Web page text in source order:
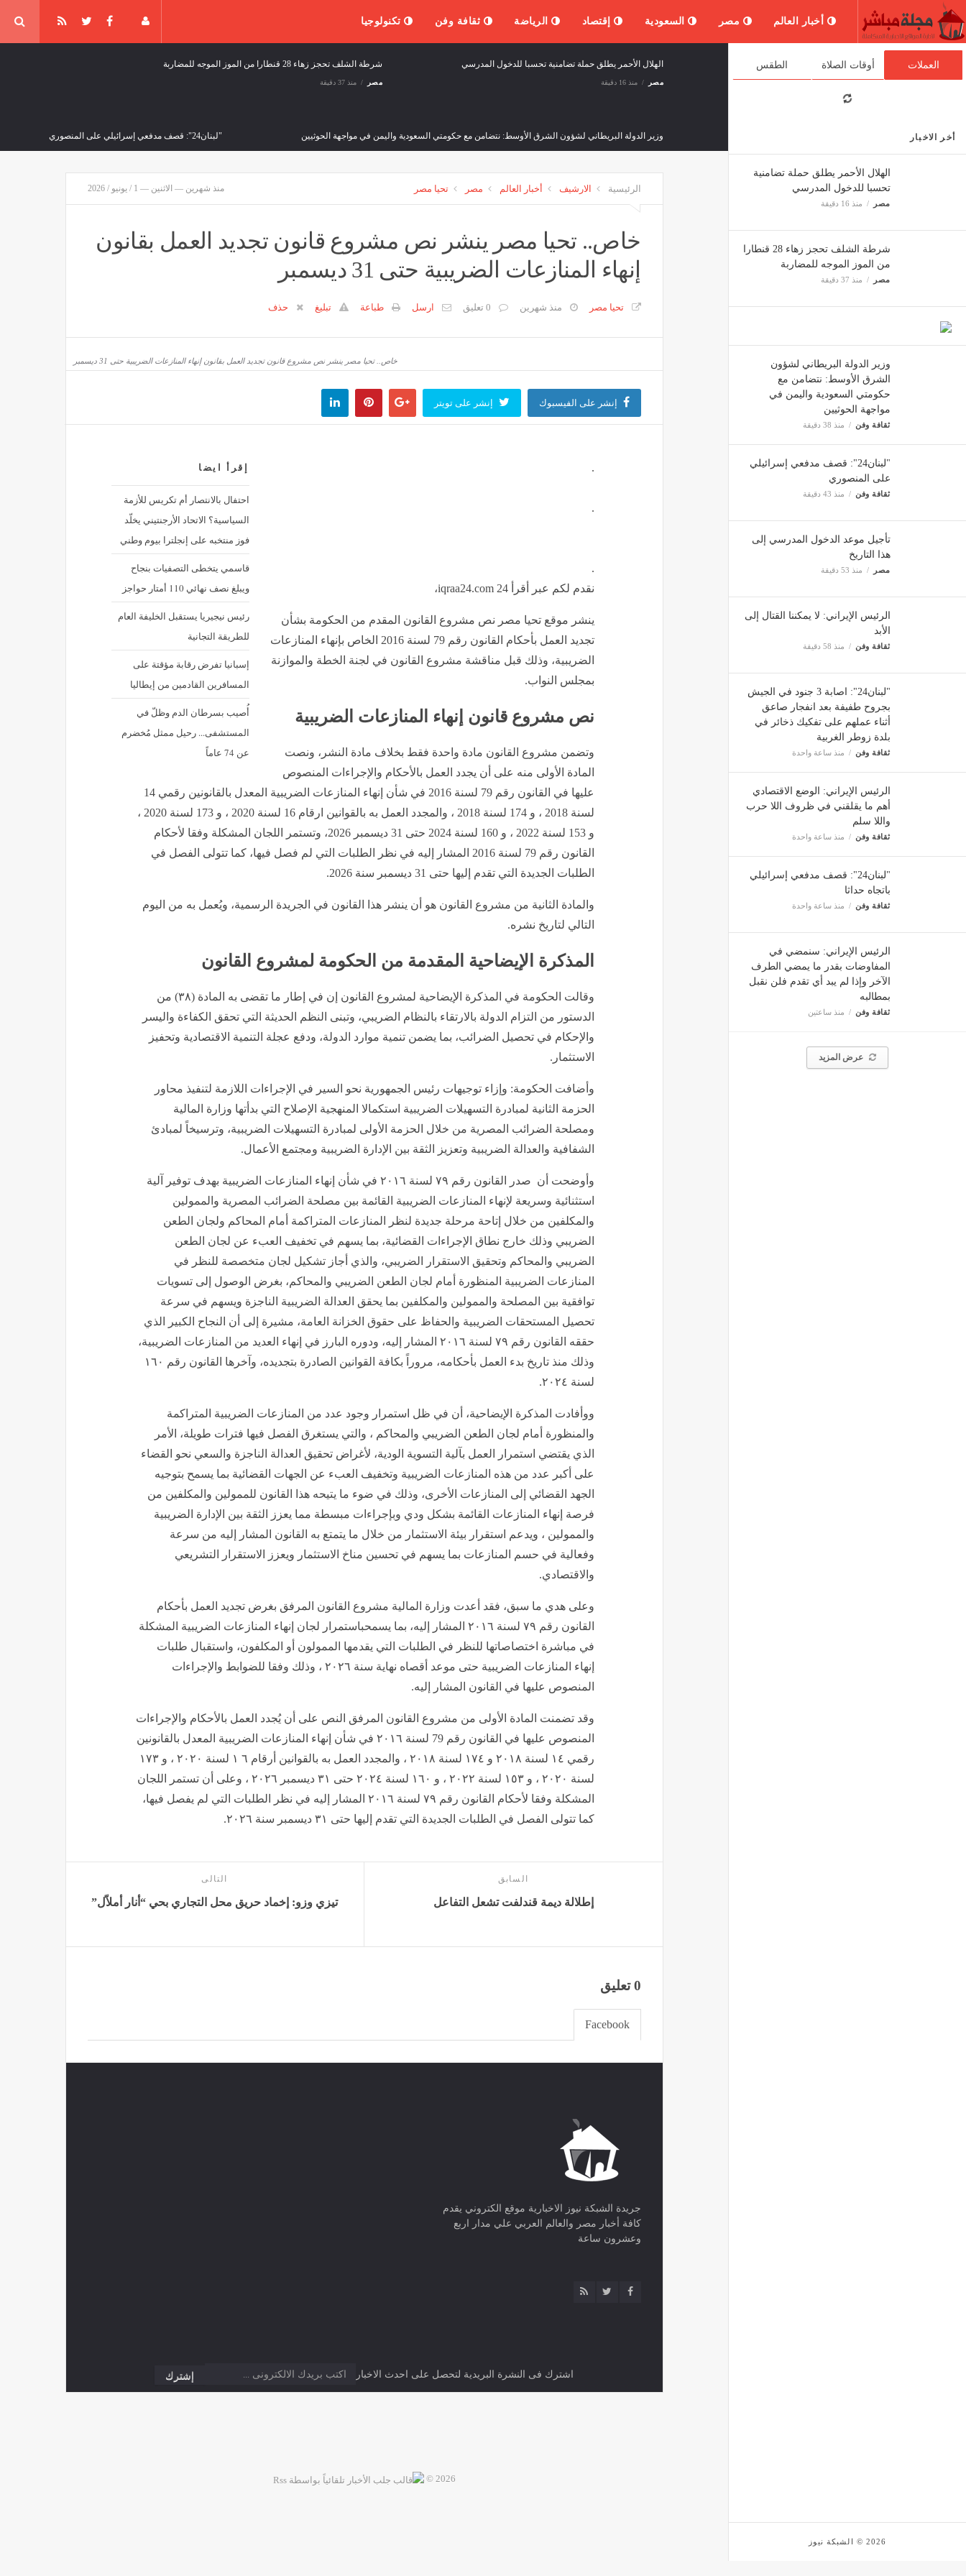
أخبار العالم مصر السعودية إقتصاد الرياضة ثقافة وفن تكنولوجيا
العملات أوقات الصلاة الطقس
أخر الاخبار
الهلال الأحمر يطلق حملة تضامنية
تحسبا للدخول المدرسي
مصر منذ 16 دقيقة
شرطة الشلف تحجز زهاء 28 قنطارا
من الموز الموجه للمضاربة
مصر منذ 37 دقيقة
وزير الدولة البريطاني لشؤون
الشرق الأوسط: نتضامن مع
حكومتي السعودية واليمن في
مواجهة الحوثيين
ثقافة وفن منذ 38 دقيقة
"لبنان24": قصف مدفعي إسرائيلي
على المنصوري
ثقافة وفن منذ 43 دقيقة
تأجيل موعد الدخول المدرسي إلى
هذا التاريخ
مصر منذ 53 دقيقة
الرئيس الإيراني: لا يمكننا القتال إلى
الأبد
ثقافة وفن منذ 58 دقيقة
"لبنان24": اصابة 3 جنود في الجيش
بجروح طفيفة بعد انفجار صاعق
أثناء عملهم على تفكيك ذخائر في
بلدة زوطر الغربية
ثقافة وفن منذ ساعة واحدة
الرئيس الإيراني: الوضع الاقتصادي
أهم ما يقلقني في ظروف اللا حرب
واللا سلم
ثقافة وفن منذ ساعة واحدة
"لبنان24": قصف مدفعي إسرائيلي
باتجاه حداثا
ثقافة وفن منذ ساعة واحدة
الرئيس الإيراني: سنمضي في
المفاوضات بقدر ما يمضي الطرف
الآخر وإذا لم يبد أي تقدم فلن نقبل
بمطالبه
ثقافة وفن منذ ساعتين
عرض المزيد
2026 © الشبكة نيوز
الهلال الأحمر يطلق حملة تضامنية تحسبا للدخول المدرسي
مصر منذ 16 دقيقة
شرطة الشلف تحجز زهاء 28 قنطارا من الموز الموجه للمضاربة
مصر منذ 37 دقيقة
وزير الدولة البريطاني لشؤون الشرق الأوسط: نتضامن مع حكومتي السعودية واليمن في مواجهة الحوثيين "لبنان24": قصف مدفعي إسرائيلي على المنصوري
تأجيل موعد الدخول المدرسي إلى هذا التاريخ الرئيس الإيراني: لا يمكننا القتال إلى الأبد
ثقافة وفن منذ ساعة واحدة ثقافة وفن منذ ساعة واحدة
الرئيس الإيراني: سنمضي في المفاوضات بقدر ما يمضي الطرف الآخر وإذا لم يبد أي تقدم فلن نقبل بمطالبه
الرئيسية الارشيف أخبار العالم مصر تحيا مصر منذ شهرين — الاثنين — 1 / يونيو / 2026
خاص.. تحيا مصر ينشر نص مشروع قانون تجديد العمل بقانون
إنهاء المنازعات الضريبية حتى 31 ديسمبر
تحيا مصر منذ شهرين 0 تعليق ارسل طباعة تبليغ حذف
خاص.. تحيا مصر ينشر نص مشروع قانون تجديد العمل بقانون إنهاء المنازعات الضريبية حتى 31 ديسمبر
إنشر على الفيسبوك إنشر على تويتر
إقرأ ايضا
احتفال بالانتصار أم تكريس للأزمة
السياسية؟ الاتحاد الأرجنتيني يخلّد
فوز منتخبه على إنجلترا بيوم وطني
قاسمي يتخطى التصفيات بنجاح
ويبلغ نصف نهائي 110 أمتار حواجز
رئيس نيجيريا يستقبل الخليفة العام
للطريقة التجانية
إسبانيا تفرض رقابة مؤقتة على
المسافرين القادمين من إيطاليا
أُصيب بسرطان الدم وظلّ في
المستشفى... رحيل ممثل مُخضرم
عن 74 عاماً
.
.
.
نقدم لكم عبر أقرأ 24 iqraa24.com،
ينشر موقع تحيا مصر نص مشروع القانون المقدم من الحكومة بشأن
تجديد العمل بأحكام القانون رقم 79 لسنة 2016 الخاص بإنهاء المنازعات
الضريبية، وذلك قبل مناقشة مشروع القانون في لجنة الخطة والموازنة
بمجلس النواب.
نص مشروع قانون إنهاء المنازعات الضريبية
وتضمن مشروع القانون مادة واحدة فقط بخلاف مادة النشر، ونصت
المادة الأولى منه على أن يجدد العمل بالأحكام والإجراءات المنصوص
عليها في القانون رقم 79 لسنة 2016 في شأن إنهاء المنازعات الضريبية المعدل بالقانونين رقمي 14
لسنة 2018 ، و 174 لسنة 2018 ، والمجدد العمل به بالقوانين ارقام 16 لسنة 2020 ، و 173 لسنة 2020 ،
و 153 لسنة 2022 ، و 160 لسنة 2024 حتى 31 ديسمبر 2026، وتستمر اللجان المشكلة وفقا لأحكام
القانون رقم 79 لسنة 2016 المشار إليه في نظر الطلبات التي لم فصل فيها، كما تتولى الفصل في
الطلبات الجديدة التي تقدم إليها حتى 31 ديسمبر سنة 2026.
والمادة الثانية من مشروع القانون هو أن ينشر هذا القانون في الجريدة الرسمية، ويُعمل به من اليوم
التالي لتاريخ نشره.
المذكرة الإيضاحية المقدمة من الحكومة لمشروع القانون
وقالت الحكومة في المذكرة الإيضاحية لمشروع القانون إن في إطار ما تقضى به المادة (۳۸) من
الدستور من التزام الدولة بالارتقاء بالنظام الضريبي، وتبنى النظم الحديثة التي تحقق الكفاءة واليسر
والإحكام في تحصيل الضرائب، بما يضمن تنمية موارد الدولة، ودفع عجلة التنمية الاقتصادية وتحفيز
الاستثمار.
وأضافت الحكومة: وإزاء توجيهات رئيس الجمهورية نحو السير في الإجراءات اللازمة لتنفيذ محاور
الحزمة الثانية لمبادرة التسهيلات الضريبية استكمالا المنهجية الإصلاح التي بدأتها وزارة المالية
ومصلحة الضرائب المصرية من خلال الحزمة الأولى لمبادرة التسهيلات الضريبية، وترسيخاً لمبادئ
الشفافية والعدالة الضريبية وتعزيز الثقة بين الإدارة الضريبية ومجتمع الأعمال.
وأوضحت أن صدر القانون رقم ۷۹ لسنة ۲۰۱٦ في شأن إنهاء المنازعات الضريبية بهدف توفير آلية
استثنائية وسريعة لإنهاء المنازعات الضريبية القائمة بين مصلحة الضرائب المصرية والممولين
والمكلفين من خلال إتاحة مرحلة جديدة لنظر المنازعات المتراكمة أمام المحاكم ولجان الطعن
الضريبي وذلك خارج نطاق الإجراءات القضائية، بما يسهم في تخفيف العبء عن لجان الطعن
الضريبي والمحاكم وتحقيق الاستقرار الضريبي، والذي أجاز تشكيل لجان متخصصة للنظر في
المنازعات الضريبية المنظورة أمام لجان الطعن الضريبي والمحاكم، بغرض الوصول إلى تسويات
توافقية بين المصلحة والممولين والمكلفين بما يحقق العدالة الضريبية الناجزة ويسهم في سرعة
تحصيل المستحقات الضريبية والحفاظ على حقوق الخزانة العامة، مشيرة إلى أن النجاح الكبير الذي
حققه القانون رقم ۷۹ لسنة ٢٠١٦ المشار إليه، ودوره البارز في إنهاء العديد من المنازعات الضريبية،
وذلك منذ تاريخ بدء العمل بأحكامه، مروراً بكافة القوانين الصادرة بتجديده، وآخرها القانون رقم ١٦٠
لسنة ٢٠٢٤.
ووأفادت المذكرة الإيضاحية، أن في ظل استمرار وجود عدد من المنازعات الضريبية المتراكمة
والمنظورة أمام لجان الطعن الضريبي والمحاكم ، والتي يستغرق الفصل فيها فترات طويلة، الأمر
الذي يقتضي استمرار العمل بآلية التسوية الودية، لأغراض تحقيق العدالة الناجزة والسعي نحو القضاء
على أكبر عدد من هذه المنازعات الضريبية وتخفيف العبء عن الجهات القضائية بما يسمح بتوجيه
الجهد القضائي إلى المنازعات الأخرى، وذلك في ضوء ما يتيحه هذا القانون للممولين والمكلفين من
فرصة إنهاء المنازعات القائمة بشكل ودي وبإجراءات مبسطة مما يعزز الثقة بين الإدارة الضريبية
والممولين ، ويدعم استقرار بيئة الاستثمار من خلال ما يتمتع به القانون المشار إليه من سرعة
وفعالية في حسم المنازعات بما يسهم في تحسين مناخ الاستثمار ويعزز الاستقرار التشريعي
والاقتصادي.
وعلى هدي ما سبق، فقد أعدت وزارة المالية مشروع القانون المرفق بغرض تجديد العمل بأحكام
القانون رقم ۷۹ لسنة ۲۰۱٦ المشار إليه، بما يسمحباستمرار لجان إنهاء المنازعات الضريبية المشكلة
في مباشرة اختصاصاتها للنظر في الطلبات التي يقدمها الممولون أو المكلفون، واستقبال طلبات
إنهاء المنازعات الضريبية حتى موعد أقصاه نهاية سنة ۲۰۲٦ ، وذلك وفقا للضوابط والإجراءات
المنصوص عليها في القانون المشار إليه.
وقد تضمنت المادة الأولى من مشروع القانون المرفق النص على أن يُجدد العمل بالأحكام والإجراءات
المنصوص عليها في القانون رقم 79 لسنة ٢٠١٦ في شأن إنهاء المنازعات الضريبية المعدل بالقانونين
رقمي ١٤ لسنة ۲۰۱٨ و ١٧٤ لسنة ۲۰۱۸ ، والمجدد العمل به بالقوانين أرقام ٦ ١ لسنة ۲۰۲۰ ، و ١٧٣
لسنة ۲۰۲۰ ، و ١٥٣ لسنة ۲۰۲۲ ، و ١٦٠ لسنة ٢٠٢٤ حتى ٣١ ديسمبر ۲۰۲٦ ، وعلى أن تستمر اللجان
المشكلة وفقا لأحكام القانون رقم ۷۹ لسنة ۲٠١٦ المشار إليه في نظر الطلبات التي لم يفصل فيها،
كما تتولى الفصل في الطلبات الجديدة التي تقدم إليها حتى ٣١ ديسمبر سنة ٢٠٢٦.
السابق
إطلالة ديمة قندلفت تشعل التفاعل
التالى
تيزي وزو: إخماد حريق محل التجاري بحي “أنار أملاّل”
0 تعليق
Facebook
جريدة الشبكة نيوز الاخبارية موقع الكتروني يقدم
كافة أخبار مصر والعالم العربي علي مدار اربع
وعشرون ساعة
اشترك فى النشرة البريدية لتحصل على احدث الاخبار
2026 ©